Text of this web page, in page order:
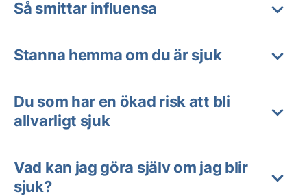
Så smittar influensa
Stanna hemma om du är sjuk
Du som har en ökad risk att bli
allvarligt sjuk
Vad kan jag göra själv om jag blir
sjuk?